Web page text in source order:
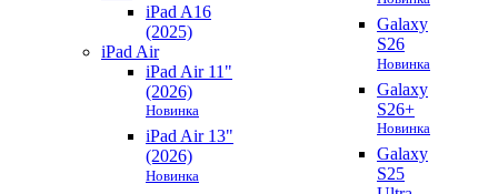
iPad A16
(2025)
iPad Air
iPad Air 11"
(2026)
Новинка
iPad Air 13"
(2026)
Новинка
Galaxy
S26
Новинка
Galaxy
S26+
Новинка
Galaxy
S25